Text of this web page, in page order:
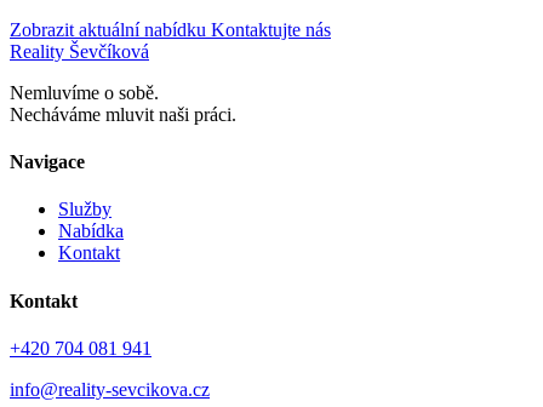
Zobrazit aktuální nabídku Kontaktujte nás
Reality Ševčíková
Nemluvíme o sobě.
Necháváme mluvit naši práci.
Navigace
Služby
Nabídka
Kontakt
Kontakt
+420 704 081 941
info@reality-sevcikova.cz